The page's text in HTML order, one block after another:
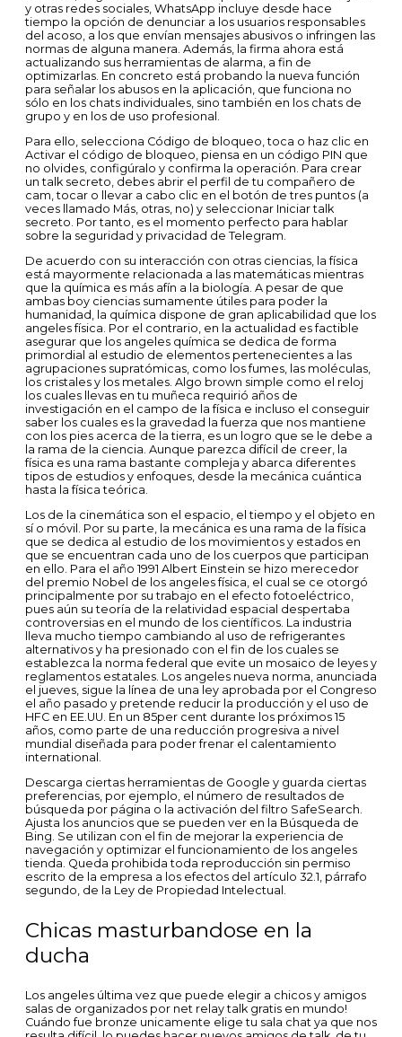
y otras redes sociales, WhatsApp incluye desde hace
tiempo la opción de denunciar a los usuarios responsables
del acoso, a los que envían mensajes abusivos o infringen las
normas de alguna manera. Además, la firma ahora está
actualizando sus herramientas de alarma, a fin de
optimizarlas. En concreto está probando la nueva función
para señalar los abusos en la aplicación, que funciona no
sólo en los chats individuales, sino también en los chats de
grupo y en los de uso profesional.
Para ello, selecciona Código de bloqueo, toca o haz clic en
Activar el código de bloqueo, piensa en un código PIN que
no olvides, configúralo y confirma la operación. Para crear
un talk secreto, debes abrir el perfil de tu compañero de
cam, tocar o llevar a cabo clic en el botón de tres puntos (a
veces llamado Más, otras, no) y seleccionar Iniciar talk
secreto. Por tanto, es el momento perfecto para hablar
sobre la seguridad y privacidad de Telegram.
De acuerdo con su interacción con otras ciencias, la física
está mayormente relacionada a las matemáticas mientras
que la química es más afín a la biología. A pesar de que
ambas boy ciencias sumamente útiles para poder la
humanidad, la química dispone de gran aplicabilidad que los
angeles física. Por el contrario, en la actualidad es factible
asegurar que los angeles química se dedica de forma
primordial al estudio de elementos pertenecientes a las
agrupaciones supratómicas, como los fumes, las moléculas,
los cristales y los metales. Algo brown simple como el reloj
los cuales llevas en tu muñeca requirió años de
investigación en el campo de la física e incluso el conseguir
saber los cuales es la gravedad la fuerza que nos mantiene
con los pies acerca de la tierra, es un logro que se le debe a
la rama de la ciencia. Aunque parezca difícil de creer, la
física es una rama bastante compleja y abarca diferentes
tipos de estudios y enfoques, desde la mecánica cuántica
hasta la física teórica.
Los de la cinemática son el espacio, el tiempo y el objeto en
sí o móvil. Por su parte, la mecánica es una rama de la física
que se dedica al estudio de los movimientos y estados en
que se encuentran cada uno de los cuerpos que participan
en ello. Para el año 1991 Albert Einstein se hizo merecedor
del premio Nobel de los angeles física, el cual se ce otorgó
principalmente por su trabajo en el efecto fotoeléctrico,
pues aún su teoría de la relatividad espacial despertaba
controversias en el mundo de los científicos. La industria
lleva mucho tiempo cambiando al uso de refrigerantes
alternativos y ha presionado con el fin de los cuales se
establezca la norma federal que evite un mosaico de leyes y
reglamentos estatales. Los angeles nueva norma, anunciada
el jueves, sigue la línea de una ley aprobada por el Congreso
el año pasado y pretende reducir la producción y el uso de
HFC en EE.UU. En un 85per cent durante los próximos 15
años, como parte de una reducción progresiva a nivel
mundial diseñada para poder frenar el calentamiento
international.
Descarga ciertas herramientas de Google y guarda ciertas
preferencias, por ejemplo, el número de resultados de
búsqueda por página o la activación del filtro SafeSearch.
Ajusta los anuncios que se pueden ver en la Búsqueda de
Bing. Se utilizan con el fin de mejorar la experiencia de
navegación y optimizar el funcionamiento de los angeles
tienda. Queda prohibida toda reproducción sin permiso
escrito de la empresa a los efectos del artículo 32.1, párrafo
segundo, de la Ley de Propiedad Intelectual.
Chicas masturbandose en la
ducha
Los angeles última vez que puede elegir a chicos y amigos
salas de organizados por net relay talk gratis en mundo!
Cuándo fue bronze unicamente elige tu sala chat ya que nos